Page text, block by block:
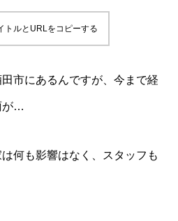
トルとURLをコピーする
市にあるんですが、今まで経
が…
何も影響はなく、スタッフも